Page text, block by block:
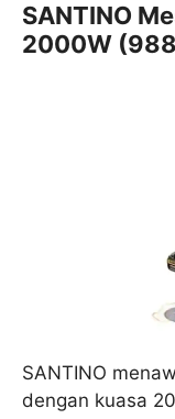
SANTINO
2000W
SANTINO
dengan kuasa